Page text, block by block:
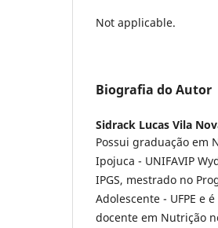
Not applicable.
Biografia do Autor
Sidrack Lucas Vila
Possui graduação em
Ipojuca - UNIFAVIP
IPGS, mestrado no
Adolescente - UFPE e
docente em Nutrição